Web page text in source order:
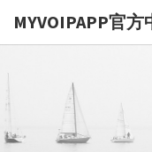
MYVOIPAPP官